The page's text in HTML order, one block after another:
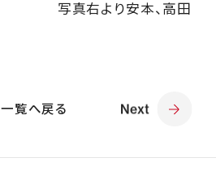
写真右より安本、高田
Next
一覧へ戻る